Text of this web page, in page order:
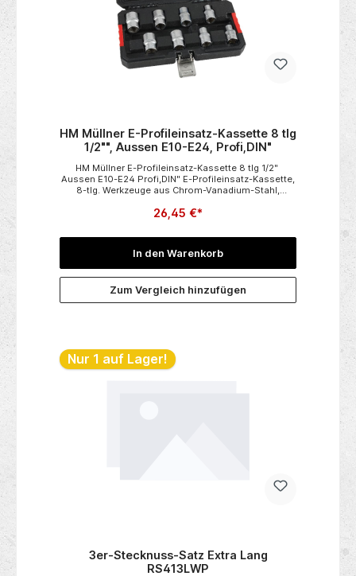
HM Müllner E-Profileinsatz-Kassette 8 tlg
1/2"", Aussen E10-E24, Profi,DIN"
HM Müllner E-Profileinsatz-Kassette 8 tlg 1/2"
Aussen E10-E24 Profi,DIN" E-Profileinsatz-Kassette,
8-tlg. Werkzeuge aus Chrom-Vanadium-Stahl,
VierkantantriebE10/E12/E14/E16/E18/E20/E22/E24
26,45 €*
In den Warenkorb
Zum Vergleich hinzufügen
Nur 1 auf Lager!
3er-Stecknuss-Satz Extra Lang
RS413LWP